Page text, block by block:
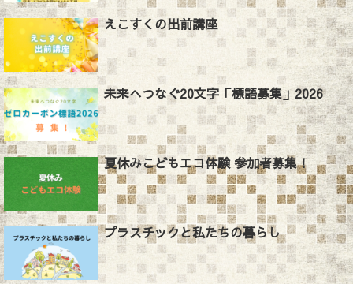
えこすくの出前講座
未来へつなぐ20文字「標語募集」2026
夏休みこどもエコ体験 参加者募集！
プラスチックと私たちの暮らし